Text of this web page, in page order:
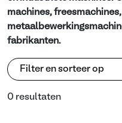
machines,
fabrikanten.
Filter en sorteer op
0 resultaten